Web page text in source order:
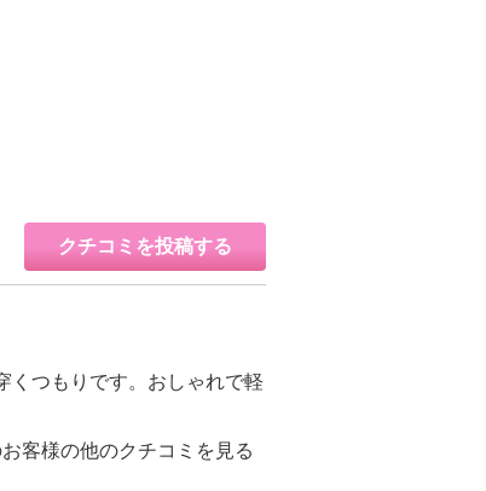
クチコミを投稿する
くつもりです。おしゃれで軽
お客様の他のクチコミを見る